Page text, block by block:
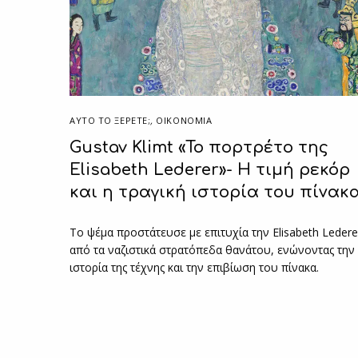
ΑΥΤΌ ΤΟ ΞΈΡΕΤΕ;, ΟΙΚΟΝΟΜΙΑ
Gustav Klimt «Το πορτρέτο της
Elisabeth Lederer»- Η τιμή ρεκόρ
και η τραγική ιστορία του
Το ψέμα προστάτευσε με επιτυχία την Elisabeth
από τα ναζιστικά στρατόπεδα θανάτου, ενώνοντας την
ιστορία της τέχνης και την επιβίωση του πίνακα.